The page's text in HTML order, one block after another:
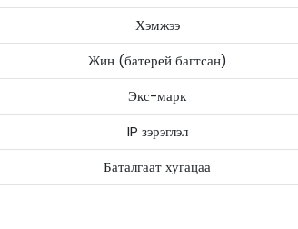
Хэмжээ
Жин (батерей багтсан)
Экс-марк
IP зэрэглэл
Баталгаат хугацаа